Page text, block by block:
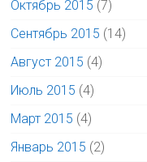
Октябрь 2015 (7)
Сентябрь 2015 (14)
Август 2015 (4)
Июль 2015 (4)
Март 2015 (4)
Январь 2015 (2)